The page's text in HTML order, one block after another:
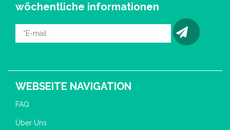
wöchentliche informationen
WEBSEITE NAVIGATION
FAQ
Über Uns